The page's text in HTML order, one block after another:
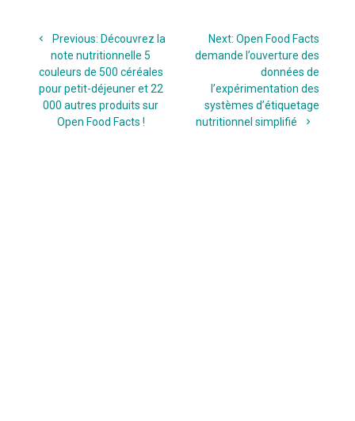
l’article
Previous: Previous
post:
Découvrez la
note nutritionnelle 5
couleurs de 500 céréales
pour petit-déjeuner et 22
000 autres produits sur
Open Food Facts !
Next: Next
post:
Open Food Facts
demande l’ouverture des
données de
l’expérimentation des
systèmes d’étiquetage
nutritionnel simplifié